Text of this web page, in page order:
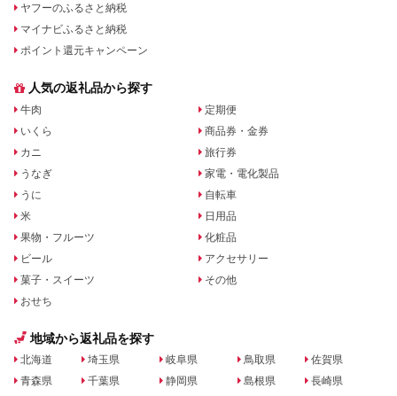
ヤフーのふるさと納税
マイナビふるさと納税
ポイント還元キャンペーン
人気の返礼品から探す
牛肉
いくら
カニ
うなぎ
うに
米
果物・フルーツ
ビール
菓子・スイーツ
おせち
定期便
商品券・金券
旅行券
家電・電化製品
自転車
日用品
化粧品
アクセサリー
その他
地域から返礼品を探す
北海道
青森県
埼玉県
千葉県
岐阜県
静岡県
鳥取県
島根県
佐賀県
長崎県